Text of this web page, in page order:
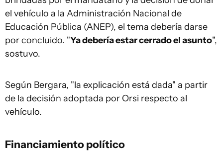
el vehículo a la Administración Nacional de
Educación Pública (ANEP), el tema debería darse
por concluido. "Ya debería estar cerrado el asunto",
sostuvo.
Según Bergara, "la explicación está dada" a partir
de la decisión adoptada por Orsi respecto al
vehículo.
Financiamiento político